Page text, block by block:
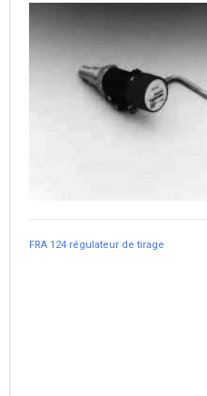
FRA 124 régulateur de tirage